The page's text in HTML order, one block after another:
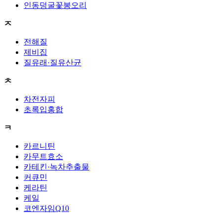
인동덩굴꽃봉오리
ㅈ
전해질
제비집
질유래·질유산균
ㅊ
차전자피
초록입홍합
ㅋ
카르니틴
카무트효소
카테킨·녹차추출물
커큐민
케라틴
케일
코엔자임Q10